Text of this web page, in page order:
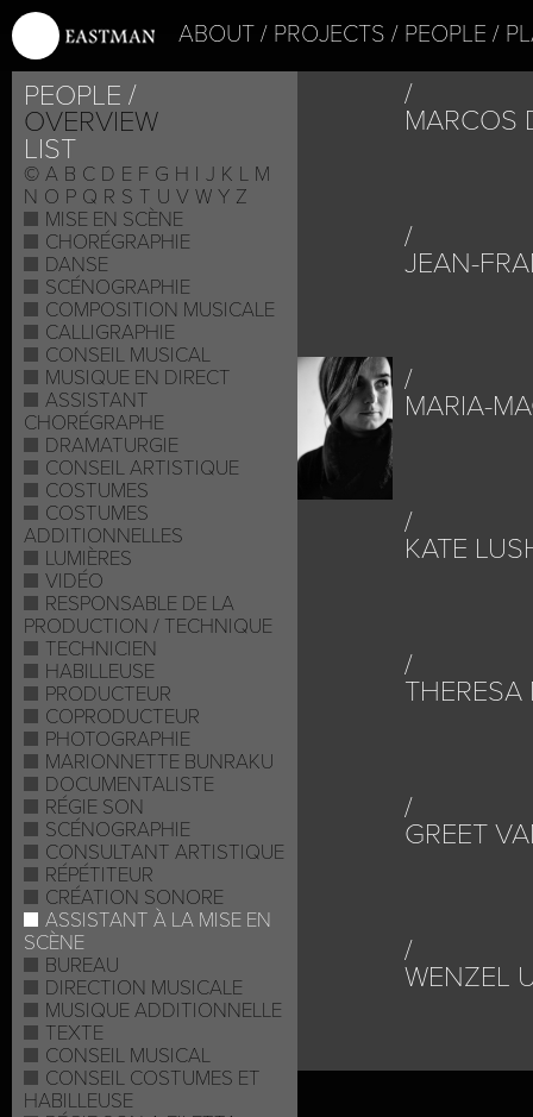
ABOUT PROJECTS PEOPLE
PEOPLE
OVERVIEW
LIST
© A B C D E F G H I J K L M
N O P Q R S T U V W Y Z
MISE EN SCÈNE
CHORÉGRAPHIE
DANSE
SCÉNOGRAPHIE
COMPOSITION MUSICALE
CALLIGRAPHIE
CONSEIL MUSICAL
MUSIQUE EN DIRECT
ASSISTANT
CHORÉGRAPHE
DRAMATURGIE
CONSEIL ARTISTIQUE
COSTUMES
COSTUMES
ADDITIONNELLES
LUMIÈRES
VIDÉO
RESPONSABLE DE LA
PRODUCTION / TECHNIQUE
TECHNICIEN
HABILLEUSE
PRODUCTEUR
COPRODUCTEUR
PHOTOGRAPHIE
MARIONNETTE BUNRAKU
DOCUMENTALISTE
RÉGIE SON
SCÉNOGRAPHIE
CONSULTANT ARTISTIQUE
RÉPÉTITEUR
CRÉATION SONORE
ASSISTANT À LA MISE EN
SCÈNE
BUREAU
DIRECTION MUSICALE
MUSIQUE ADDITIONNELLE
TEXTE
CONSEIL MUSICAL
CONSEIL COSTUMES ET
HABILLEUSE
MARCOS
JEAN-
MARIA-
KATE
GREET
WENZEL